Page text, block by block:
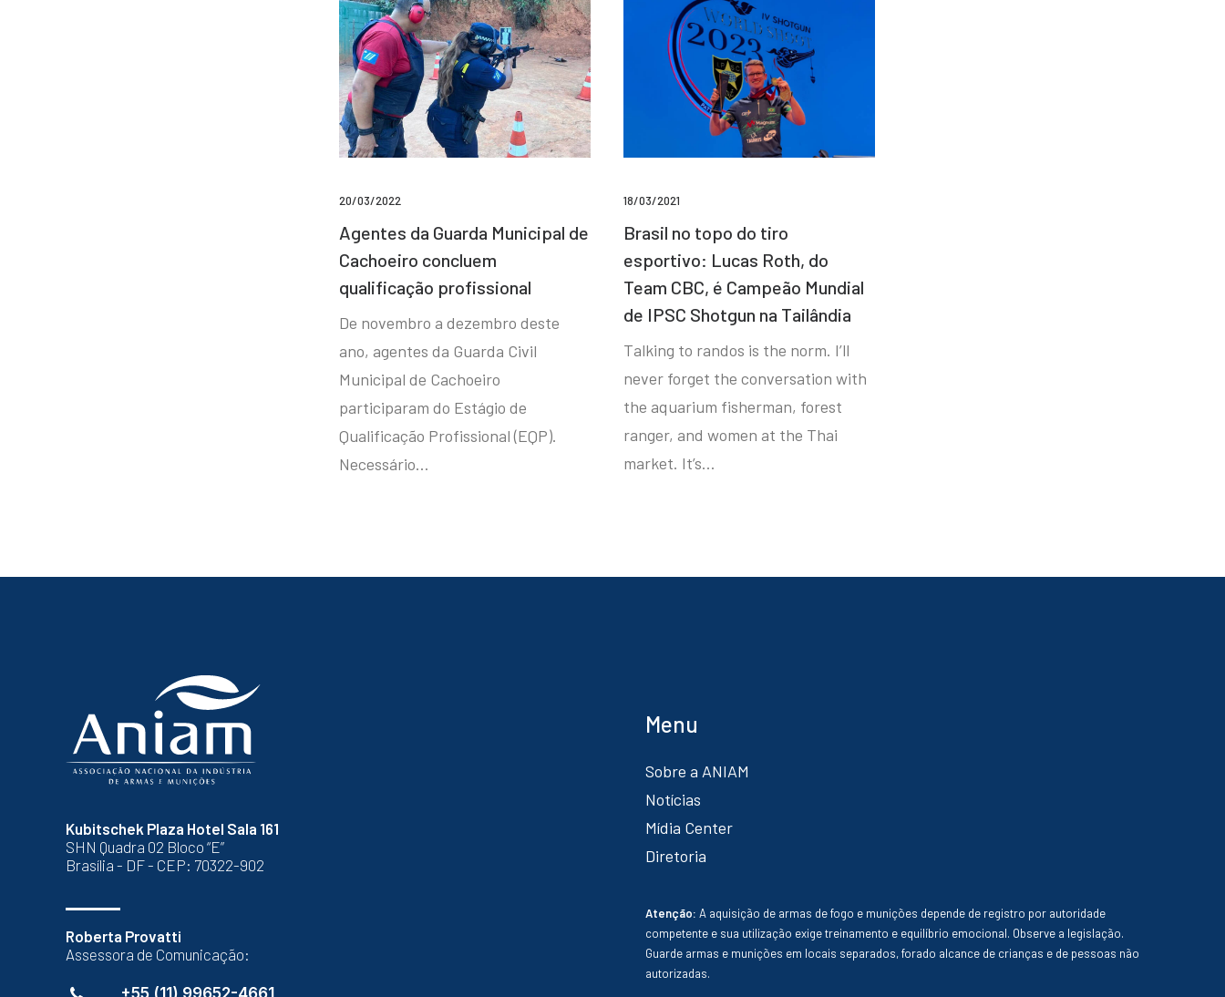
20/03/2022
Agentes da Guarda Municipal de
Cachoeiro concluem
qualificação profissional
De novembro a dezembro deste
ano, agentes da Guarda Civil
Municipal de Cachoeiro
participaram do Estágio de
Qualificação Profissional (EQP).
Necessário…
18/03/2021
Brasil no topo do tiro
esportivo: Lucas Roth, do
Team CBC, é Campeão Mundial
de IPSC Shotgun na Tailândia
Talking to randos is the norm. I’ll
never forget the conversation with
the aquarium fisherman, forest
ranger, and women at the Thai
market. It’s…
Kubitschek Plaza Hotel Sala 161
SHN Quadra 02 Bloco “E”
Brasília - DF - CEP: 70322-902
Roberta Provatti
Assessora de Comunicação:
+55 (11) 99652-4661
Menu
Sobre a ANIAM
Notícias
Mídia Center
Diretoria
Atenção: A aquisição de armas de fogo e munições depende de registro por autoridade
competente e sua utilização exige treinamento e equilíbrio emocional. Observe a legislação.
Guarde armas e munições em locais separados, forado alcance de crianças e de pessoas não
autorizadas.